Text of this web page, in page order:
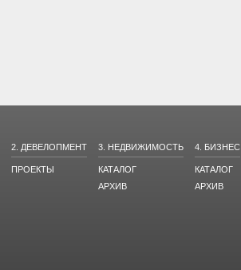
2. ДЕВЕЛОПМЕНТ
ПРОЕКТЫ
3. НЕДВИЖИМОСТЬ
КАТАЛОГ
АРХИВ
4. БИЗНЕС
КАТАЛОГ
АРХИВ